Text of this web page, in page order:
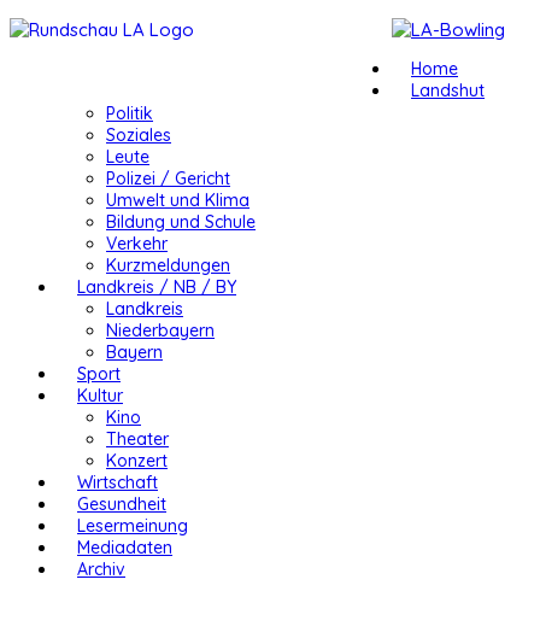
Home
Landshut
Politik
Soziales
Leute
Polizei / Gericht
Umwelt und Klima
Bildung und Schule
Verkehr
Kurzmeldungen
Landkreis / NB / BY
Landkreis
Niederbayern
Bayern
Sport
Kultur
Kino
Theater
Konzert
Wirtschaft
Gesundheit
Lesermeinung
Mediadaten
Archiv